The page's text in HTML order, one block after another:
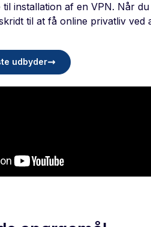
til installation af en VPN. Når
til at få online privatliv ved
udbyder